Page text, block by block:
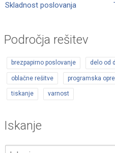
Skladnost poslovanja
Področja rešitev
brezpapirno poslovanje delo od
oblačne rešitve programska
tiskanje varnost
Iskanje